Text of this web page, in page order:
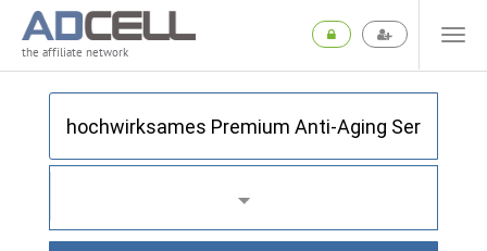
the affiliate network